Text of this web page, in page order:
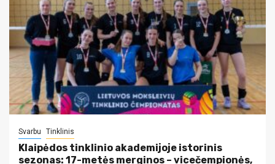
Svarbu Tinklinis
Klaipėdos tinklinio akademijoje istorinis
sezonas: 17-metės merginos – vicečempionės,